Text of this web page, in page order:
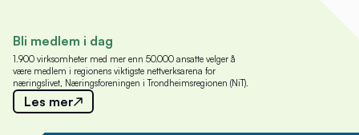
Bli medlem i dag
1.900 virksomheter med mer enn 50.000 ansatte velger å
være medlem i regionens viktigste nettverksarena for
næringslivet, Næringsforeningen i Trondheimsregionen (NiT).
Les mer